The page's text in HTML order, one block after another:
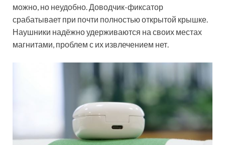
можно, но неудобно. Доводчик-фиксатор
срабатывает при почти полностью открытой крышке.
Наушники надёжно удерживаются на своих местах
магнитами, проблем с их извлечением нет.